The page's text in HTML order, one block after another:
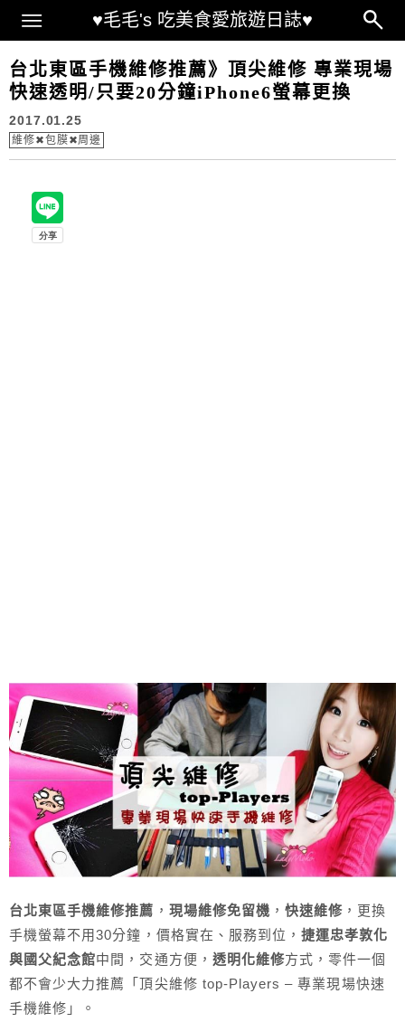
♥毛毛's 吃美食愛旅遊日誌♥
Main Menu
台北東區手機維修推薦》頂尖維修 專業現場
快速透明/只要20分鐘iPhone6螢幕更換
2017.01.25
維修✖包膜✖周邊
台北東區手機維修推薦 ， 現場維修免留機 ， 快速維修 ，更換
手機螢幕不用30分鐘，價格實在、服務到位，捷運忠孝敦化
與國父紀念館中間，交通方便， 透明化維修方式，零件一個
都不會少大力推薦「頂尖維修 top-Players – 專業現場快速
手機維修」。